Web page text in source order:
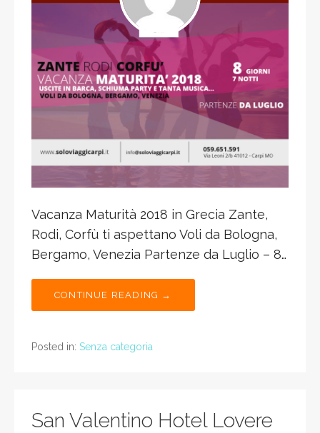
Vacanza Maturità 2018 in Grecia Zante,
Rodi, Corfù ti aspettano Voli da Bologna,
Bergamo, Venezia Partenze da Luglio – 8…
CONTINUE READING →
Posted in: Senza categoria
San Valentino Hotel Lovere